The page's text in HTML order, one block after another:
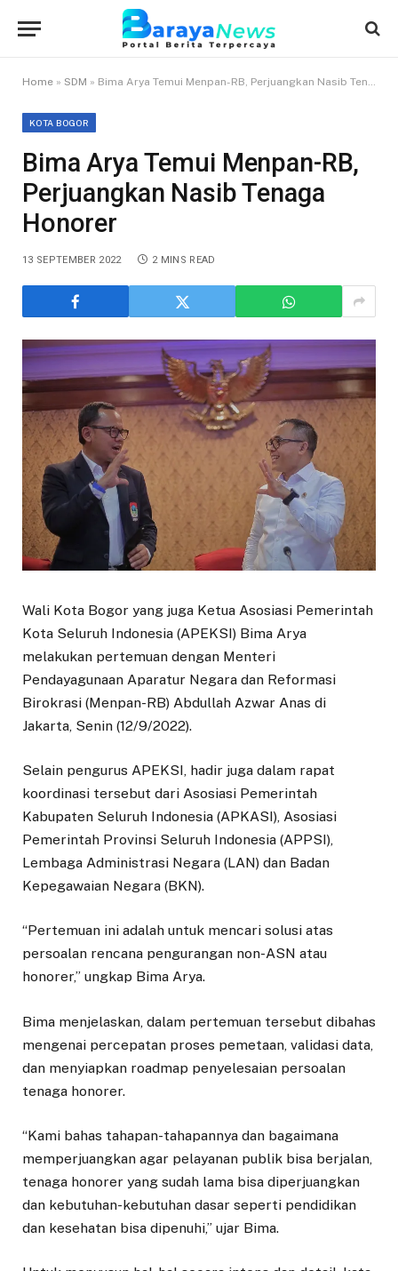
Home » SDM » Bima Arya Temui Menpan-RB, Perjuangkan Nasib Tenaga Honorer
KOTA BOGOR
Bima Arya Temui Menpan-RB,
Perjuangkan Nasib Tenaga
Honorer
13 SEPTEMBER 2022 2 MINS READ
Wali Kota Bogor yang juga Ketua Asosiasi Pemerintah
Kota Seluruh Indonesia (APEKSI) Bima Arya
melakukan pertemuan dengan Menteri
Pendayagunaan Aparatur Negara dan Reformasi
Birokrasi (Menpan-RB) Abdullah Azwar Anas di
Jakarta, Senin (12/9/2022).
Selain pengurus APEKSI, hadir juga dalam rapat
koordinasi tersebut dari Asosiasi Pemerintah
Kabupaten Seluruh Indonesia (APKASI), Asosiasi
Pemerintah Provinsi Seluruh Indonesia (APPSI),
Lembaga Administrasi Negara (LAN) dan Badan
Kepegawaian Negara (BKN).
“Pertemuan ini adalah untuk mencari solusi atas
persoalan rencana pengurangan non-ASN atau
honorer,” ungkap Bima Arya.
Bima menjelaskan, dalam pertemuan tersebut dibahas
mengenai percepatan proses pemetaan, validasi data,
dan menyiapkan roadmap penyelesaian persoalan
tenaga honorer.
“Kami bahas tahapan-tahapannya dan bagaimana
memperjuangkan agar pelayanan publik bisa berjalan,
tenaga honorer yang sudah lama bisa diperjuangkan
dan kebutuhan-kebutuhan dasar seperti pendidikan
dan kesehatan bisa dipenuhi,” ujar Bima.